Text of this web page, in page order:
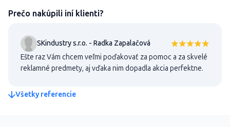
Prečo nakúpili iní klienti?
SKindustry s.r.o. - Radka Zapalačová
Ešte raz Vám chcem veľmi poďakovať za pomoc a za skvelé
reklamné predmety, aj vďaka nim dopadla akcia perfektne.
Všetky referencie